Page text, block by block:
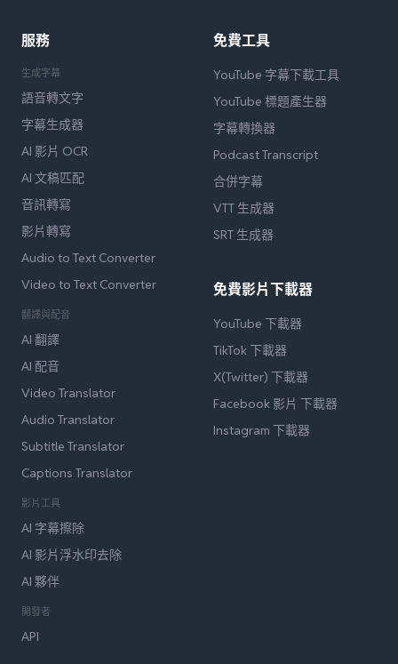
服務
生成字幕
語音轉文字
字幕生成器
AI 影片 OCR
AI 文稿匹配
音訊轉寫
影片轉寫
Audio to Text Converter
Video to Text Converter
翻譯與配音
AI 翻譯
AI 配音
Video Translator
Audio Translator
Subtitle Translator
Captions Translator
影片工具
AI 字幕擦除
AI 影片浮水印去除
AI 夥伴
開發者
API
免費工具
YouTube 字幕下載工具
YouTube 標題產生器
字幕轉換器
Podcast Transcript
合併字幕
VTT 生成器
SRT 生成器
免費影片下載器
YouTube 下載器
TikTok 下載器
X(Twitter) 下載器
Facebook 影片 下載器
Instagram 下載器